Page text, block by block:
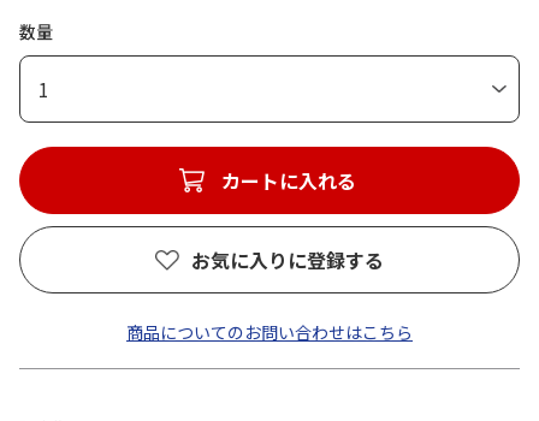
数量
1
カートに入れる
お気に入りに登録する
商品についてのお問い合わせはこちら